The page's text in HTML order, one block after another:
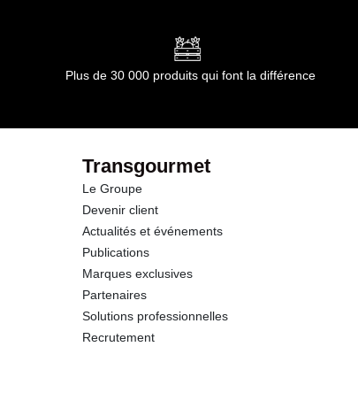
Plus de 30 000 produits qui font la différence
Transgourmet
Le Groupe
Devenir client
Actualités et événements
Publications
Marques exclusives
Partenaires
Solutions professionnelles
Recrutement